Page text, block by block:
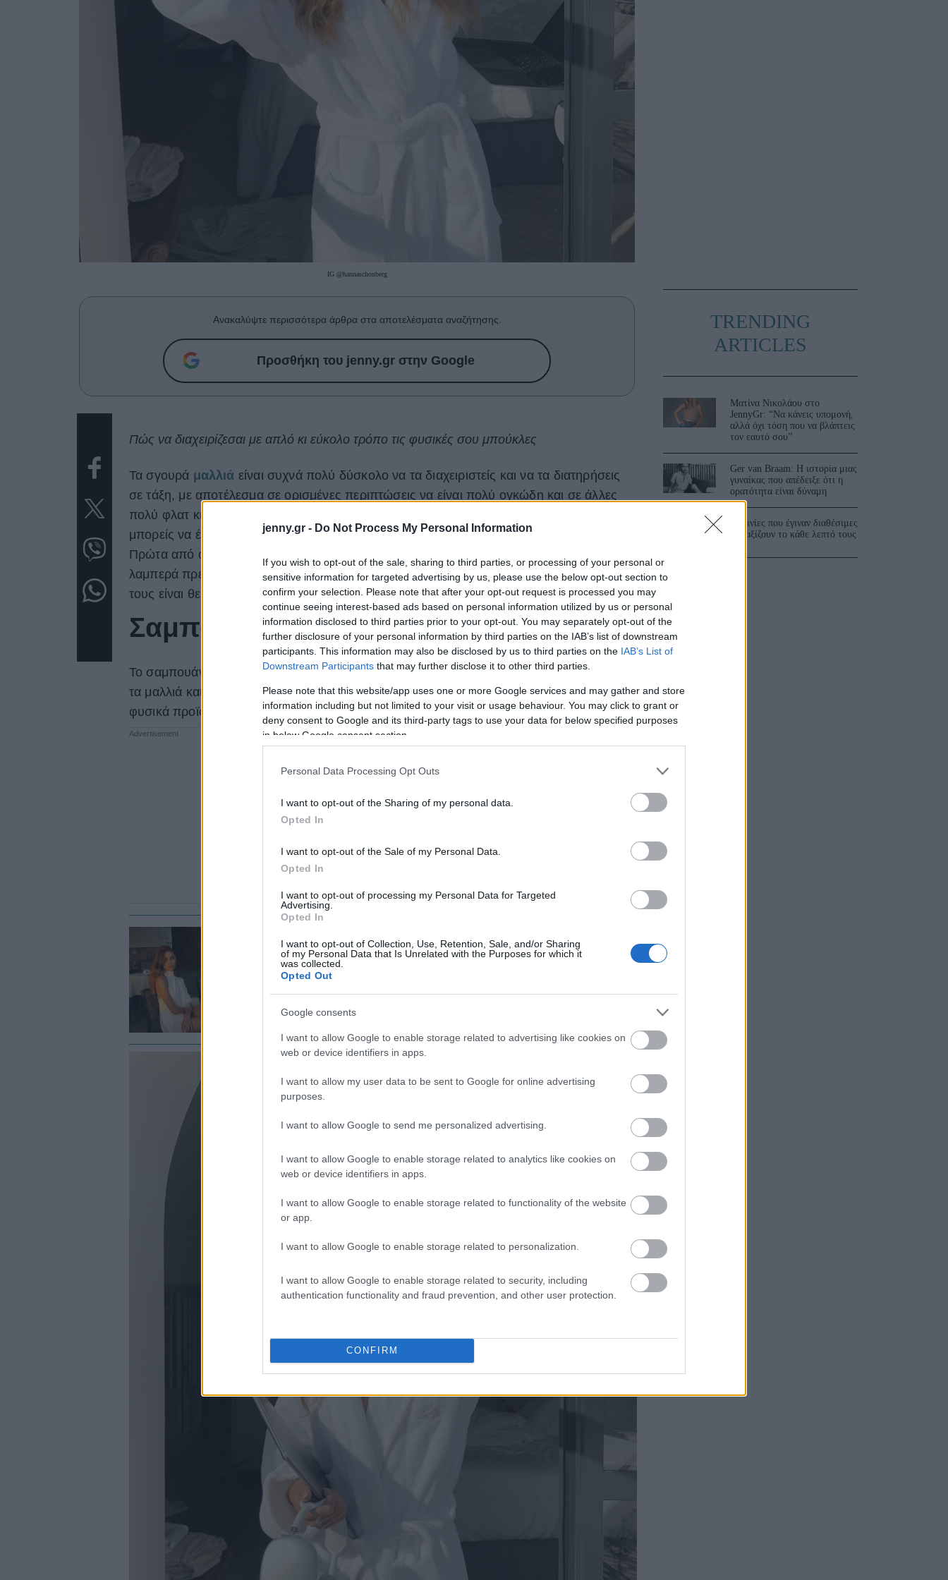
jenny.gr - Do Not Process My Personal Information
If you wish to opt-out of the sale, sharing to third parties, or processing of your personal or
sensitive information for targeted advertising by us, please use the below opt-out section to
confirm your selection. Please note that after your opt-out request is processed you may
continue seeing interest-based ads based on personal information utilized by us or personal
information disclosed to third parties prior to your opt-out. You may separately opt-out of the
further disclosure of your personal information by third parties on the IAB’s list of downstream
participants. This information may also be disclosed by us to third parties on the IAB’s List of
Downstream Participants that may further disclose it to other third parties.
Please note that this website/app uses one or more Google services and may gather and store
information including but not limited to your visit or usage behaviour. You may click to grant or
deny consent to Google and its third-party tags to use your data for below specified purposes
in below Google consent section.
Personal Data Processing Opt Outs
I want to opt-out of the Sharing of my personal data.
Opted In
I want to opt-out of the Sale of my Personal Data.
Opted In
I want to opt-out of processing my Personal Data for Targeted
Advertising.
Opted In
I want to opt-out of Collection, Use, Retention, Sale, and/or Sharing
of my Personal Data that Is Unrelated with the Purposes for which it
was collected.
Opted Out
Google consents
I want to allow Google to enable storage related to advertising like cookies on
web or device identifiers in apps.
I want to allow my user data to be sent to Google for online advertising
purposes.
I want to allow Google to send me personalized advertising.
I want to allow Google to enable storage related to analytics like cookies on
web or device identifiers in apps.
I want to allow Google to enable storage related to functionality of the website
or app.
I want to allow Google to enable storage related to personalization.
I want to allow Google to enable storage related to security, including
authentication functionality and fraud prevention, and other user protection.
CONFIRM
IG @hannaschonberg
Ανακαλύψτε περισσότερα άρθρα στα αποτελέσματα αναζήτησης.
Προσθήκη του jenny.gr στην Google
Πώς να διαχειρίζεσαι με απλό κι εύκολο τρόπο τις φυσικές σου μπούκλες
Τα σγουρά μαλλιά είναι συχνά πολύ δύσκολο να τα διαχειριστείς και να τα διατηρήσεις
σε τάξη, με αποτέλεσμα σε ορισμένες περιπτώσεις να είναι πολύ ογκώδη και σε άλλες
πολύ φλατ κι άτονα ή πολύ φριζαρισμένα. Ωστόσο, με λίγη φροντίδα και ιδανικές κινήσεις
μπορείς να έχεις τέλειες μπούκλες με άψογα καθορισμένο σχήμα.
Πρώτα από όλα πρέπει να έχεις πάντα υπόψη σου ότι για να είναι τα μαλλιά όμορφα και
λαμπερά πρέπει να είναι υγιή και δυνατά, γι' αυτό η υγεία των μαλλιών και η περιποίηση
τους είναι θεμελιώδης.
Σαμπουάν και conditioner
Το σαμπουάν και το conditioner δεν πρέπει που περιέχουν σιλικόνες, καθώς βαραίνουν
τα μαλλιά και δεν επιτρέπουν στο τριχωτό της κεφαλής να αναπνέει. Επομένως, επίλεξε
φυσικά προϊόντα, τα οποία καθαρίζουν τα μαλλιά εξίσου αποτελεσματικά.
ΜΑΛΛΙΑ - ΝΥΧΙΑ
Τριχόπτωση: Τα συμπληρώματα μαλλιών βοηθούν
TRENDING
ARTICLES
Ματίνα Νικολάου στο
JennyGr: “Να κάνεις υπομονή,
αλλά όχι τόση που να βλάπτεις
τον εαυτό σου”
Ger van Braam: Η ιστορία μιας
γυναίκας που απέδειξε ότι η
ορατότητα είναι δύναμη
3 ταινίες που έγιναν διαθέσιμες
και αξίζουν το κάθε λεπτό τους